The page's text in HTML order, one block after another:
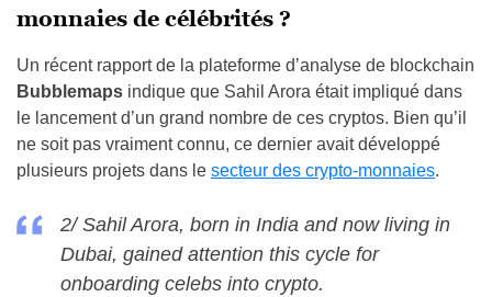
monnaies de célébrités ?
Un récent rapport de la plateforme d’analyse de blockchain
Bubblemaps indique que Sahil Arora était impliqué dans
le lancement d’un grand nombre de ces cryptos. Bien qu’il
ne soit pas vraiment connu, ce dernier avait développé
plusieurs projets dans le secteur des crypto-monnaies.
2/ Sahil Arora, born in India and now living in
Dubai, gained attention this cycle for
onboarding celebs into crypto.